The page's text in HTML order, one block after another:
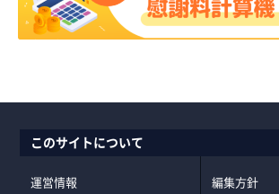
このサイトについて
運営情報 編集方針